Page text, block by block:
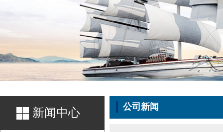
新闻中心 公司新闻